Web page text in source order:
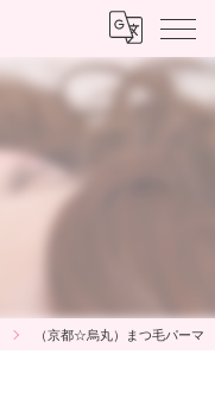
（京都☆烏丸）まつ毛パーマ